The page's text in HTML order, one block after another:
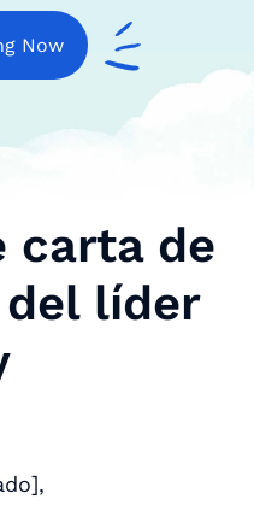
Now
carta de
líder
],